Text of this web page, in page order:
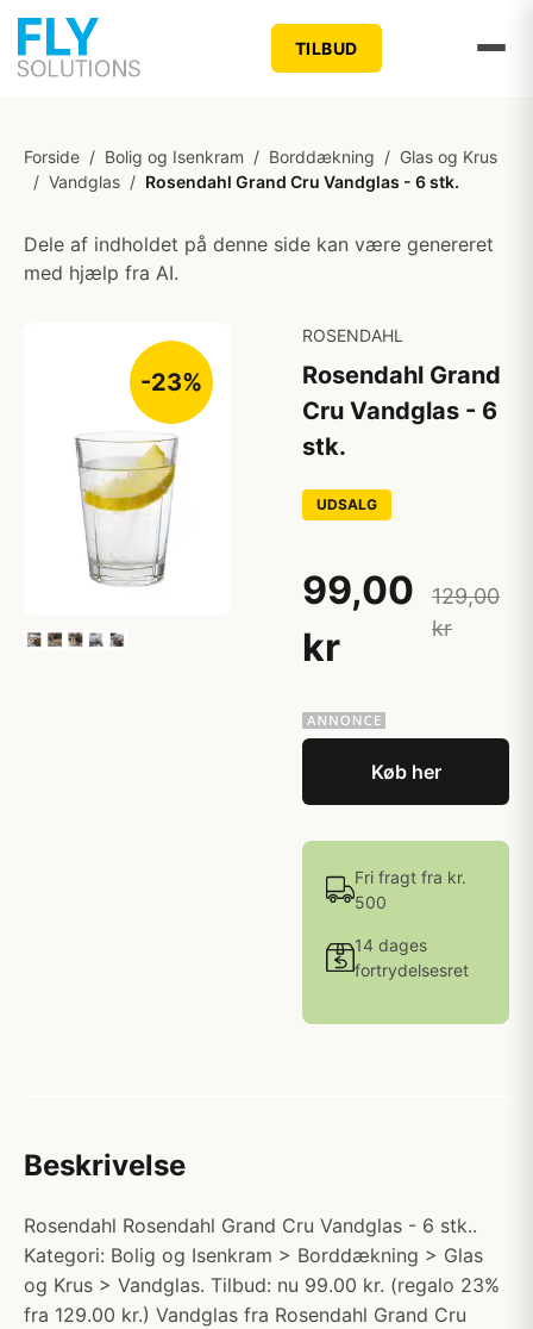
TILBUD
Forside / Bolig og Isenkram / Borddækning / Glas og Krus
/ Vandglas / Rosendahl Grand Cru Vandglas - 6 stk.
Dele af indholdet på denne side kan være genereret
med hjælp fra AI.
-23%
ROSENDAHL
Rosendahl Grand
Cru Vandglas - 6
stk.
UDSALG
99,00
kr
129,00
kr
Køb her
Fri fragt fra kr.
500
14 dages
fortrydelsesret
Beskrivelse
Rosendahl Rosendahl Grand Cru Vandglas - 6 stk..
Kategori: Bolig og Isenkram > Borddækning > Glas
og Krus > Vandglas. Tilbud: nu 99.00 kr. (regalo 23%
fra 129.00 kr.) Vandglas fra Rosendahl Grand Cru